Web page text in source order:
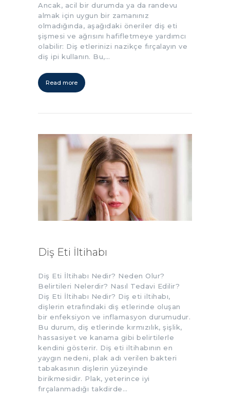
Ancak, acil bir durumda ya da randevu
almak için uygun bir zamanınız
olmadığında, aşağıdaki öneriler diş eti
şişmesi ve ağrısını hafifletmeye yardımcı
olabilir: Diş etlerinizi nazikçe fırçalayın ve
diş ipi kullanın. Bu,…
Read more
Diş Eti İltihabı
Diş Eti İltihabı Nedir? Neden Olur?
Belirtileri Nelerdir? Nasıl Tedavi Edilir?
Diş Eti İltihabı Nedir? Diş eti iltihabı,
dişlerin etrafındaki diş etlerinde oluşan
bir enfeksiyon ve inflamasyon durumudur.
Bu durum, diş etlerinde kırmızılık, şişlik,
hassasiyet ve kanama gibi belirtilerle
kendini gösterir. Diş eti iltihabının en
yaygın nedeni, plak adı verilen bakteri
tabakasının dişlerin yüzeyinde
birikmesidir. Plak, yeterince iyi
fırçalanmadığı takdirde…